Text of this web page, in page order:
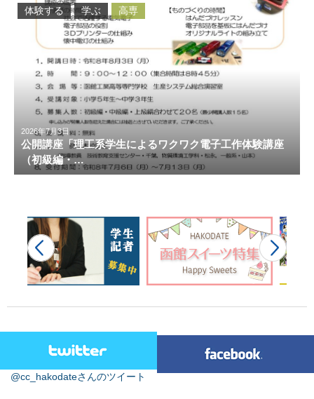
2026年7月3日
公開講座「理工系学生によるワクワク電子工作体験講座
（初級編・…
体験する 学ぶ 高専
@cc_hakodateさんのツイート